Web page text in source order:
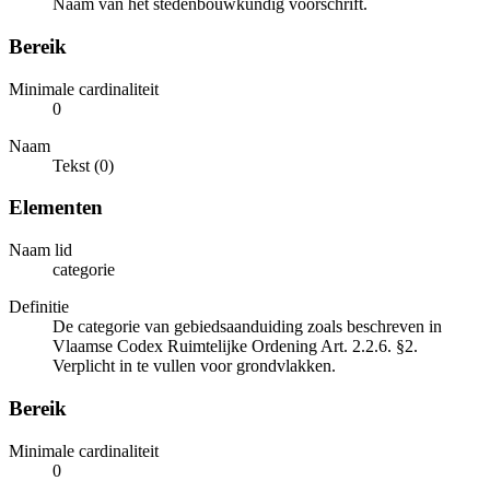
Naam van het stedenbouwkundig voorschrift.
Bereik
Minimale cardinaliteit
0
Naam
Tekst (0)
Elementen
Naam lid
categorie
Definitie
De categorie van gebiedsaanduiding zoals beschreven in
Vlaamse Codex Ruimtelijke Ordening Art. 2.2.6. §2.
Verplicht in te vullen voor grondvlakken.
Bereik
Minimale cardinaliteit
0